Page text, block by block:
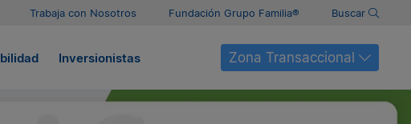
Trabaja con Nosotros Fundación Grupo Familia® Buscar
Inversionistas Zona Transaccional